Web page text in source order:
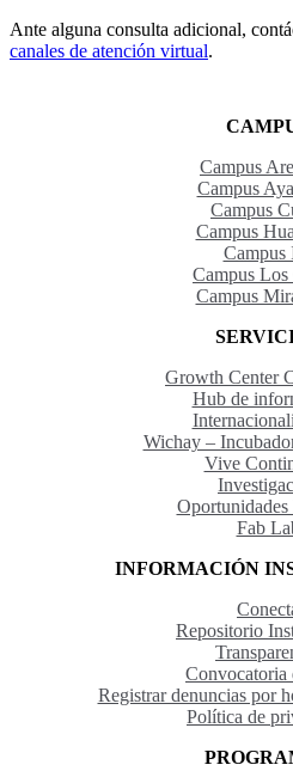
Ante alguna consulta adicional,
canales de atención virtual.
Campus
Campus
Campus
Campus
Campus
Campus
Campus
Growth Center
Hub de
Wichay –
Vive
Oportunidades
Fab
INFORMACIÓN
Repositorio
Convocatoria
Registrar denuncias por
Política de